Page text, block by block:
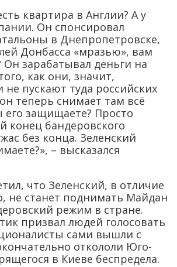
квартира в Англии? А у
Он спонсировал
в Днепропетровске,
Донбасса «мразью», вам
Он зарабатывал деньги на
как они, значит,
не пускают туда российских
теперь снимает там всё
его защищаете? Просто
конец бандеровского
без конца. Зеленский
– высказался
что Зеленский, в отличие
не станет поднимать Майдан
режим в стране.
призвал людей голосовать
сами вышли с
откололи Юго-
в Киеве беспредела.